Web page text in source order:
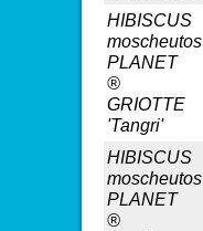
HIBISCUS
moscheutos
PLANET
®
GRIOTTE
'Tangri'
HIBISCUS
moscheutos
PLANET
®